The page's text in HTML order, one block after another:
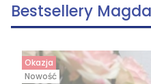
Bestsellery
Okazja
Nowość